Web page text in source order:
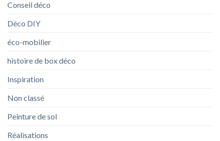
Conseil déco
Déco DIY
éco-mobilier
histoire de box déco
Inspiration
Non classé
Peinture de sol
Réalisations